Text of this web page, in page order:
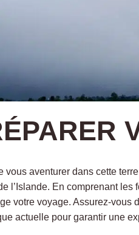
vous aventurer dans cette
l’Islande. En comprenant
votre voyage. Assurez-vous
actuelle pour garantir une